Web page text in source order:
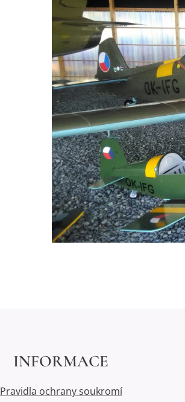
INFORMACE
Pravidla ochrany soukromí